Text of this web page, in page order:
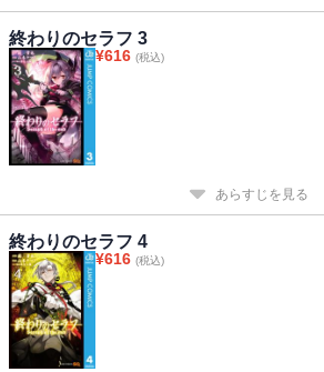
終わりのセラフ 3
¥616 (税込)
あらすじを見る
終わりのセラフ 4
¥616 (税込)